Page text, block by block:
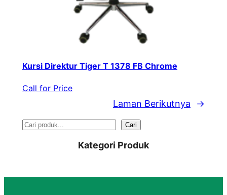
Kursi Direktur Tiger T 1378 FB Chrome
Call for Price
Laman Berikutnya →
S
r
Cari
Kategori Produk